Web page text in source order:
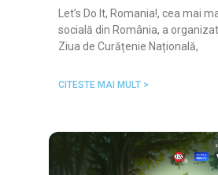
Let’s Do It, Romania!, cea mai
socială din România, a
Ziua de Curățenie Națională,
CITESTE MAI MULT >